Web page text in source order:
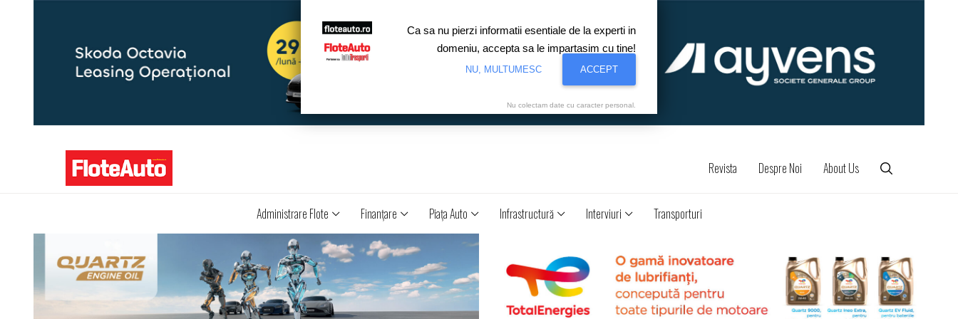
Revista Despre Noi About Us
Administrare Flote Finanţare Piaţa Auto Infrastructură Interviuri Transporturi
Ca sa nu pierzi informatii esentiale de la experti in
domeniu, accepta sa le impartasim cu tine!
NU, MULTUMESC ACCEPT
Nu colectam date cu caracter personal.